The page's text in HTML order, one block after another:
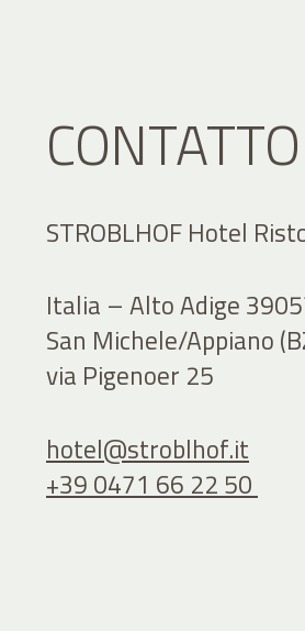
CONTATTO
STROBLHOF Hotel
Italia – Alto Adige
San Michele/Appiano
via Pigenoer 25
hotel@stroblhof.it
+39 0471 66 22 50